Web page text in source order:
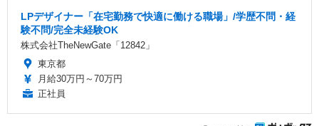
LPデザイナー「在宅勤務で快適に働ける職場」/学歴不問・経
験不問/完全未経験OK
株式会社TheNewGate「12842」
東京都
月給30万円～70万円
正社員